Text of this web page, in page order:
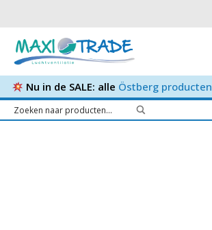
Nu in de SALE: alle Östberg producten